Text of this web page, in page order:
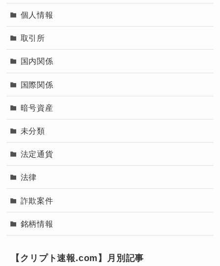
個人情報
取引所
国内関係
国際関係
暗号資産
未分類
法定通貨
法律
詐欺案件
銘柄情報
【クリプト速報.com】月別記事